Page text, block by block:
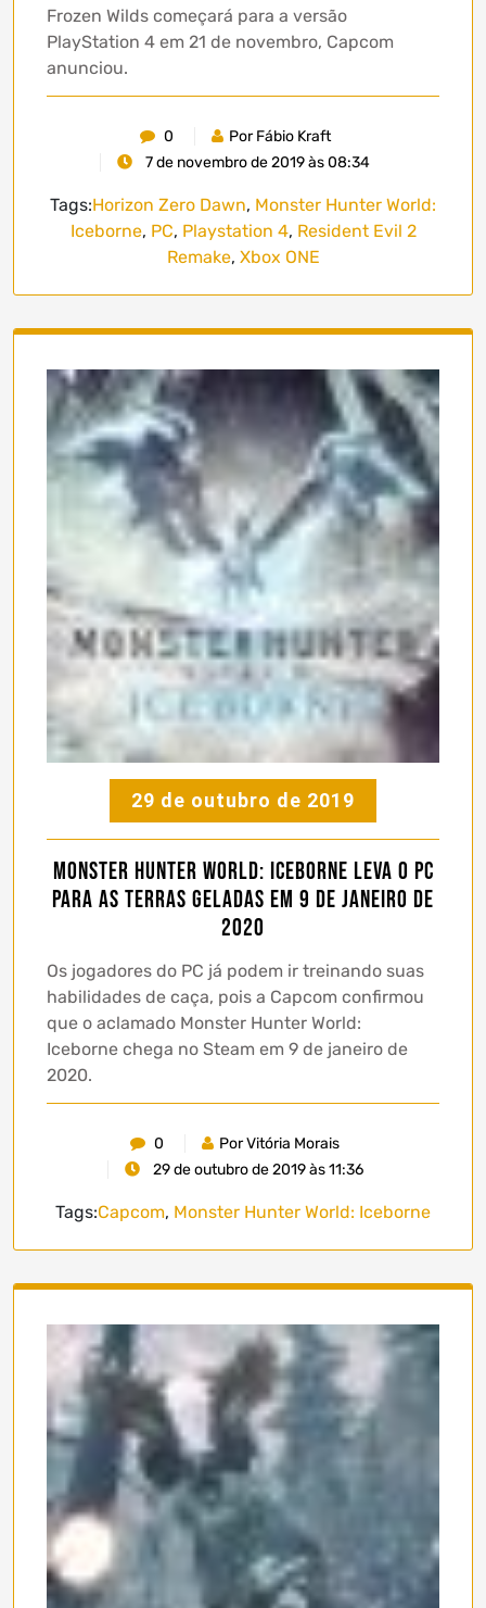
Frozen Wilds começará para a versão
PlayStation 4 em 21 de novembro, Capcom
anunciou.
0
Por Fábio Kraft
7 de novembro de 2019 às 08:34
Tags:Horizon Zero Dawn, Monster Hunter World:
Iceborne, PC, Playstation 4, Resident Evil 2
Remake, Xbox ONE
29 de outubro de 2019
Monster Hunter World: Iceborne leva o PC
para as Terras Geladas em 9 de Janeiro de
2020
Os jogadores do PC já podem ir treinando suas
habilidades de caça, pois a Capcom confirmou
que o aclamado Monster Hunter World:
Iceborne chega no Steam em 9 de janeiro de
2020.
0
Por Vitória Morais
29 de outubro de 2019 às 11:36
Tags:Capcom, Monster Hunter World: Iceborne